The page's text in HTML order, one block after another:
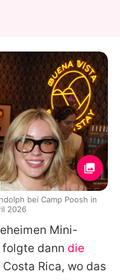
Mini-
folgte dann die
Rica, wo das
bei Camp Poosh in
2026